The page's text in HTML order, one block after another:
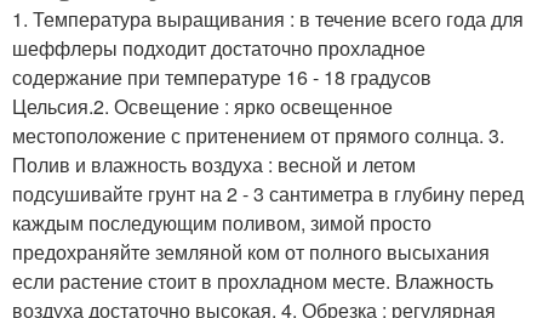
1. Температура выращивания : в течение всего года для
шеффлеры подходит достаточно прохладное
содержание при температуре 16 - 18 градусов
Цельсия.2. Освещение : ярко освещенное
местоположение с притенением от прямого солнца. 3.
Полив и влажность воздуха : весной и летом
подсушивайте грунт на 2 - 3 сантиметра в глубину перед
каждым последующим поливом, зимой просто
предохраняйте земляной ком от полного высыхания
если растение стоит в прохладном месте. Влажность
воздуха достаточно высокая. 4. Обрезка : регулярная